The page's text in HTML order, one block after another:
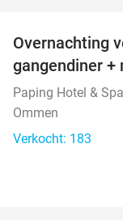
Overnachting
gangendiner +
Paping Hotel & Spa
Ommen
Verkocht: 183